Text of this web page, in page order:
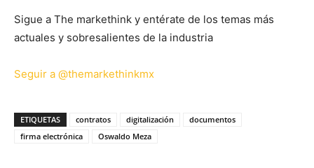
Sigue a The markethink y entérate de los temas más
actuales y sobresalientes de la industria
Seguir a @themarkethinkmx
ETIQUETAS contratos digitalización
documentos
firma electrónica
Oswaldo Meza